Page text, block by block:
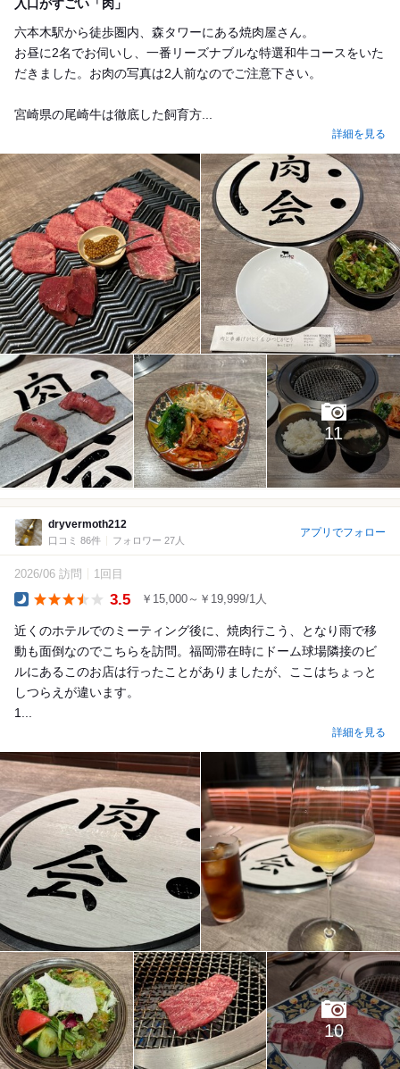
入口がすごい「肉」
六本木駅から徒歩圏内、森タワーにある焼肉屋さん。
お昼に2名でお伺いし、一番リーズナブルな特選和牛コースをいた
だきました。お肉の写真は2人前なのでご注意下さい。
宮崎県の尾崎牛は徹底した飼育方...
詳細を見る
11
dryvermoth212
口コミ 86件 フォロワー 27人
アプリでフォロー
2026/06 訪問 1回目
3.5 ￥15,000～￥19,999/1人
近くのホテルでのミーティング後に、焼肉行こう、となり雨で移
動も面倒なのでこちらを訪問。福岡滞在時にドーム球場隣接のビ
ルにあるこのお店は行ったことがありましたが、ここはちょっと
しつらえが違います。
1...
詳細を見る
10